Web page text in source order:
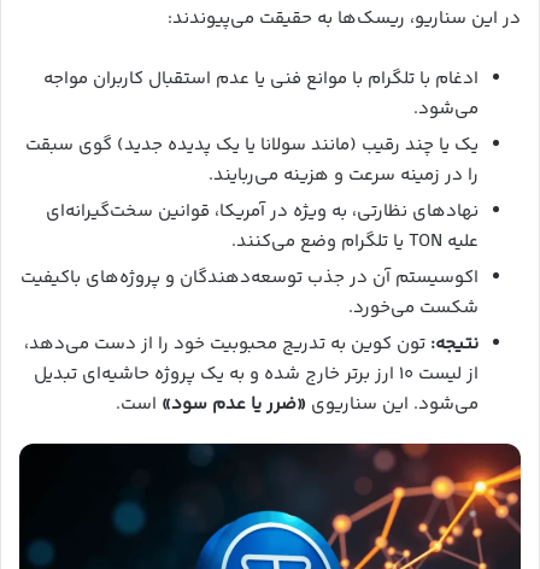
در این سناریو، ریسک‌ها به حقیقت می‌پیوندند:
ادغام با تلگرام با موانع فنی یا عدم استقبال کاربران مواجه
می‌شود.
یک یا چند رقیب (مانند سولانا یا یک پدیده جدید) گوی سبقت
را در زمینه سرعت و هزینه می‌ربایند.
نهادهای نظارتی، به ویژه در آمریکا، قوانین سخت‌گیرانه‌ای
علیه TON یا تلگرام وضع می‌کنند.
اکوسیستم آن در جذب توسعه‌دهندگان و پروژه‌های باکیفیت
شکست می‌خورد.
نتیجه: تون کوین به تدریج محبوبیت خود را از دست می‌دهد،
از لیست ۱۰ ارز برتر خارج شده و به یک پروژه حاشیه‌ای تبدیل
می‌شود. این سناریوی «ضرر یا عدم سود» است.